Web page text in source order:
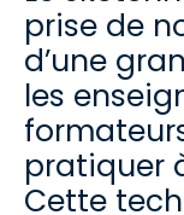
prise de
d’une
les
pratiquer
Cette